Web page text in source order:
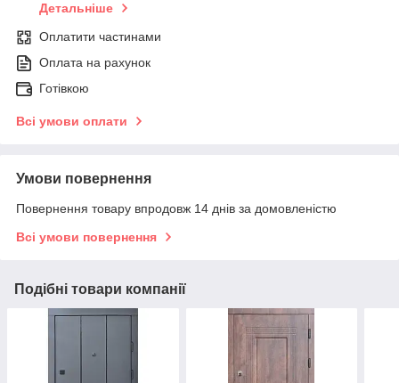
Детальніше
Оплатити частинами
Оплата на рахунок
Готівкою
Всі умови оплати
Умови повернення
Повернення товару впродовж 14 днів за домовленістю
Всі умови повернення
Подібні товари компанії